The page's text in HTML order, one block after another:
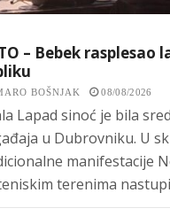
– Bebek rasplesao
BOŠNJAK 08/08/2026
Lapad sinoć je bila
u Dubrovniku. U
manifestacije
terenima